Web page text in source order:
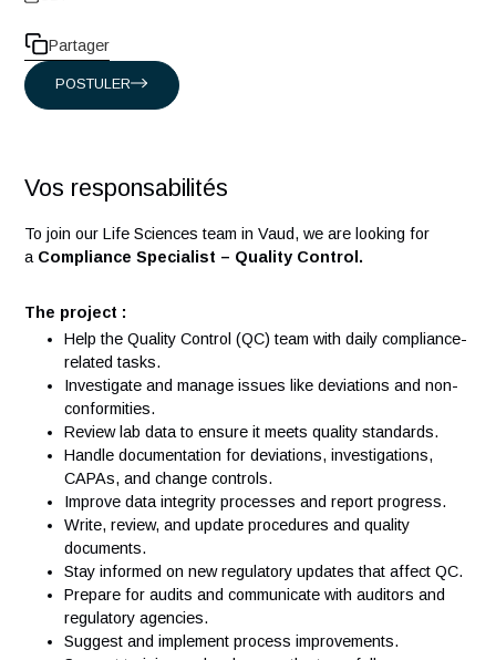
Suisse - Vaud
Ingénierie Industrielle et Life-Science
CDI
POSTULER
To join our Life Sciences team in Vaud, we are looking for
Compliance Specialist – Quality Control.
The project :
Help the Quality Control (QC) team with daily
related tasks.
Investigate and manage issues like deviations and
conformities.
Review lab data to ensure it meets quality standards.
Handle documentation for deviations, investigations,
CAPAs, and change controls.
Improve data integrity processes and report progress.